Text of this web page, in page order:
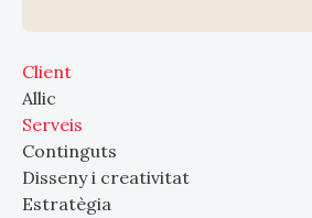
Client
Allic
Serveis
Continguts
Disseny i creativitat
Estratègia